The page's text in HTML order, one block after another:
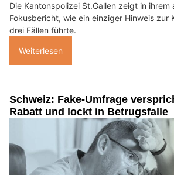
Die Kantonspolizei St.Gallen zeigt in ihrem
Fokusbericht, wie ein einziger Hinweis zur
drei Fällen führte.
Weiterlesen
Schweiz: Fake-Umfrage
Rabatt und lockt in Betrugsfalle